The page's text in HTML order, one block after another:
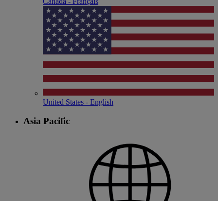
United States - English
Asia Pacific